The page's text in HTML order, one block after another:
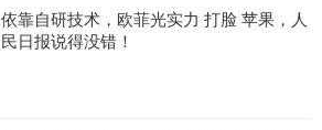
依靠自研技术，欧菲光实力 打脸 苹果，人
民日报说得没错！